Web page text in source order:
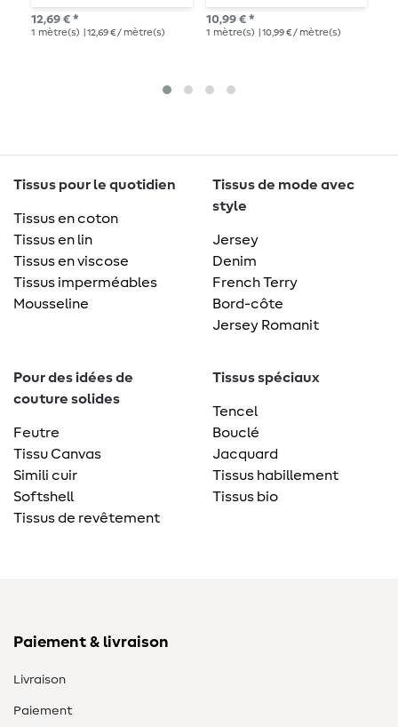
et bleues
12,69 € *
1 mètre(s) | 12,69 € / mètre(s)
10,99 € *
1 mètre(s) | 10,99 € / mètre(s)
Tissus pour le quotidien
Tissus en coton
Tissus en lin
Tissus en viscose
Tissus imperméables
Mousseline
Tissus de mode avec
style
Jersey
Denim
French Terry
Bord-côte
Jersey Romanit
Pour des idées de
couture solides
Feutre
Tissu Canvas
Simili cuir
Softshell
Tissus de revêtement
Tissus spéciaux
Tencel
Bouclé
Jacquard
Tissus habillement
Tissus bio
Paiement & livraison
Livraison
Paiement